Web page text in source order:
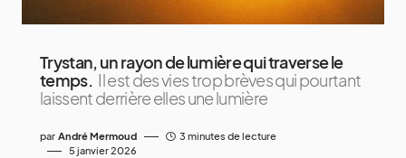
Trystan, un rayon de lumière qui traverse le
temps. Il est des vies trop brèves qui pourtant
laissent derrière elles une lumière
par André Mermoud
3 minutes de lecture
5 janvier 2026